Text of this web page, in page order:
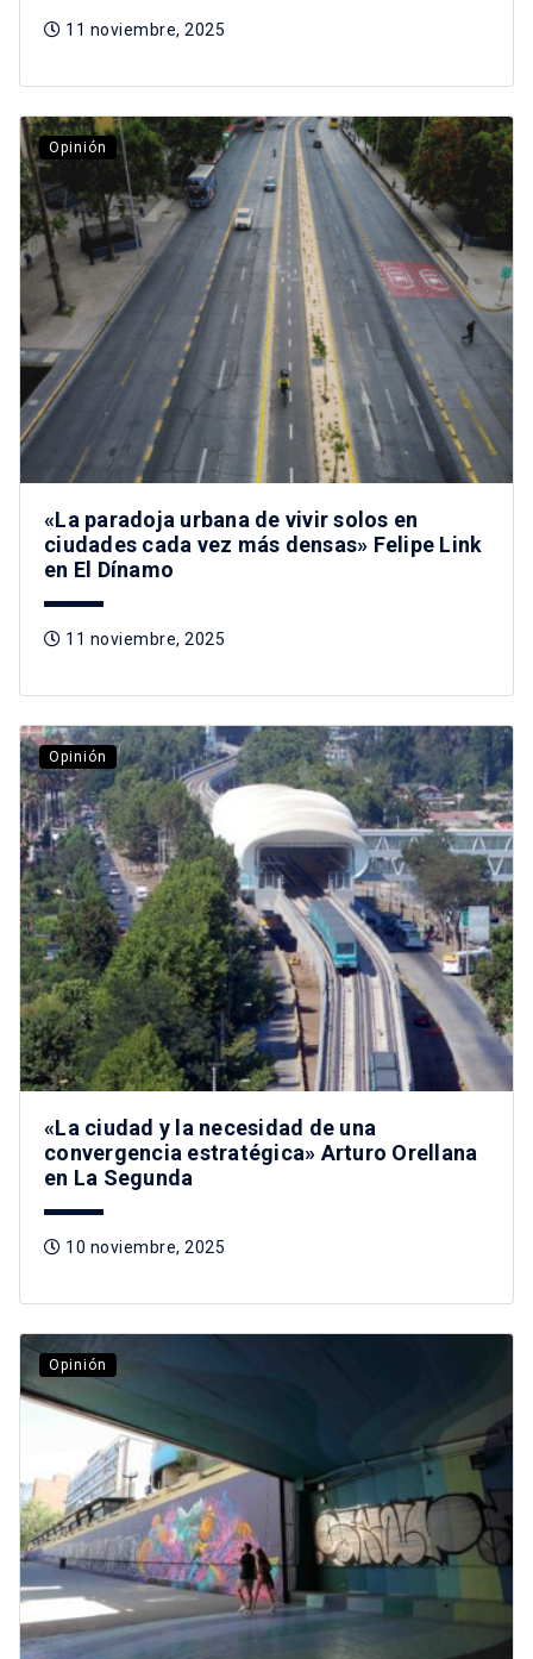
11 noviembre, 2025
Opinión
«La paradoja urbana de vivir solos en
ciudades cada vez más densas» Felipe Link
en El Dínamo
11 noviembre, 2025
Opinión
«La ciudad y la necesidad de una
convergencia estratégica» Arturo Orellana
en La Segunda
10 noviembre, 2025
Opinión